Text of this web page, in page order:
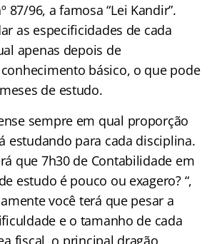
87/96, a famosa “Lei Kandir”.
as especificidades de cada
apenas depois de
básico, o que pode
de estudo.
sempre em qual proporção
estudando para cada disciplina.
que 7h30 de Contabilidade em
estudo é pouco ou exagero? “,
você terá que pesar a
e o tamanho de cada